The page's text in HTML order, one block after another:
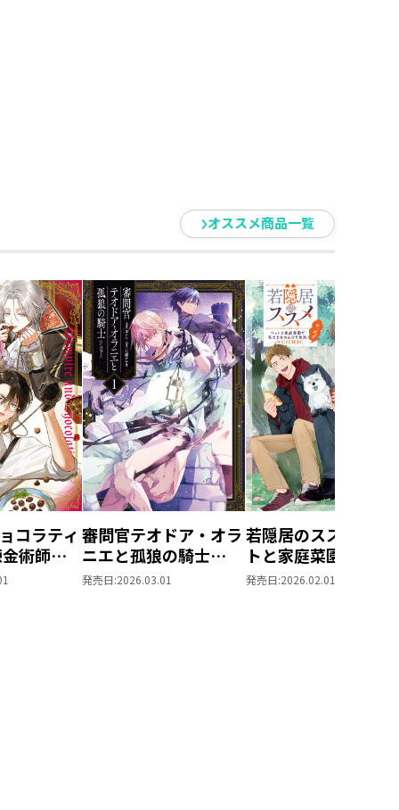
オススメ商品一覧
コラティ
術師の
審問官テオドア・オラ
ニエと孤狼の騎士
@COMIC 第1巻
発売日:2026.03.01
若隠居のススメ～ペ
トと家庭菜園で気ま
なのんびり生活。の
発売日:2026.02.01